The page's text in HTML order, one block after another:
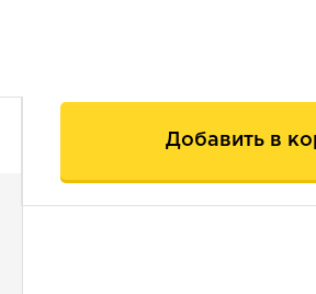
Добавить в